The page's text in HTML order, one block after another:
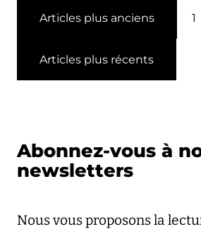
Articles plus anciens 1
Articles plus récents
Abonnez-vous à
newsletters
Nous vous proposons la